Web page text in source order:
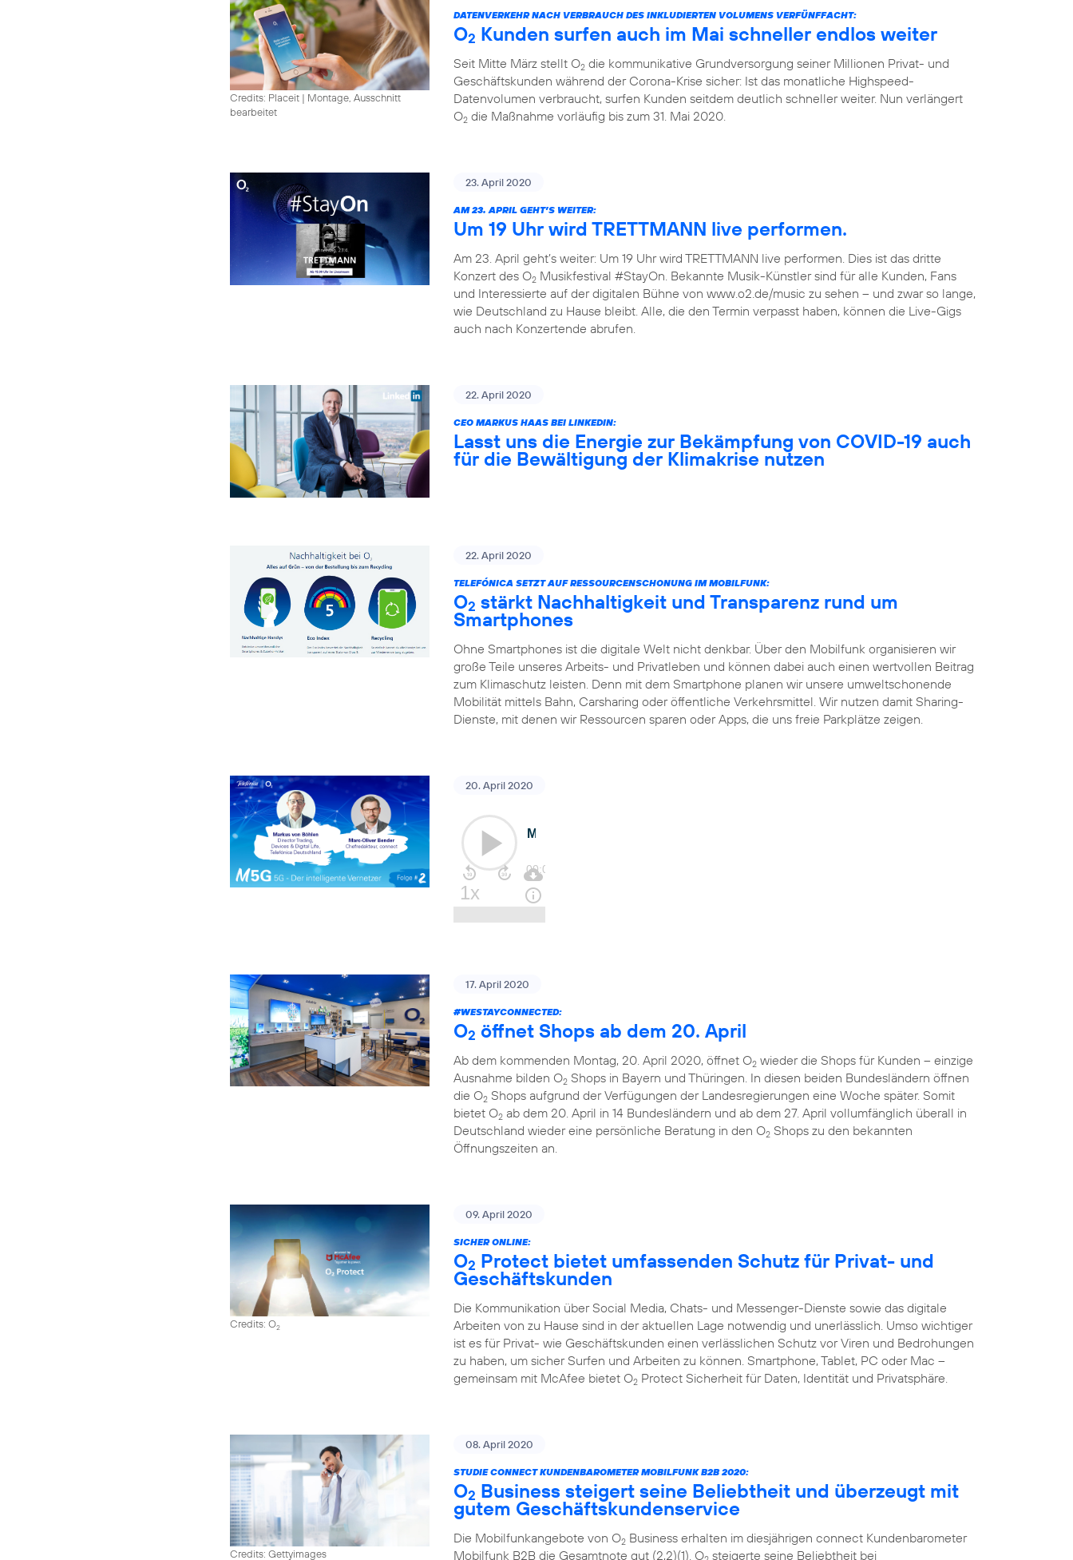
Credits: Placeit | Montage, Ausschnitt
bearbeitet
DATENVERKEHR NACH VERBRAUCH DES INKLUDIERTEN VOLUMENS VERFÜNFFACHT:
O2 Kunden surfen auch im Mai schneller endlos weiter
Seit Mitte März stellt O2 die kommunikative Grundversorgung seiner Millionen Privat- und
Geschäftskunden während der Corona-Krise sicher: Ist das monatliche Highspeed-
Datenvolumen verbraucht, surfen Kunden seitdem deutlich schneller weiter. Nun verlängert
O2 die Maßnahme vorläufig bis zum 31. Mai 2020.
23. April 2020
AM 23. APRIL GEHT’S WEITER:
Um 19 Uhr wird TRETTMANN live performen.
Am 23. April geht’s weiter: Um 19 Uhr wird TRETTMANN live performen. Dies ist das dritte
Konzert des O2 Musikfestival #StayOn. Bekannte Musik-Künstler sind für alle Kunden, Fans
und Interessierte auf der digitalen Bühne von www.o2.de/music zu sehen – und zwar so lange,
wie Deutschland zu Hause bleibt. Alle, die den Termin verpasst haben, können die Live-Gigs
auch nach Konzertende abrufen.
22. April 2020
CEO MARKUS HAAS BEI LINKEDIN:
Lasst uns die Energie zur Bekämpfung von COVID-19 auch
für die Bewältigung der Klimakrise nutzen
22. April 2020
TELEFÓNICA SETZT AUF RESSOURCENSCHONUNG IM MOBILFUNK:
O2 stärkt Nachhaltigkeit und Transparenz rund um
Smartphones
Ohne Smartphones ist die digitale Welt nicht denkbar. Über den Mobilfunk organisieren wir
große Teile unseres Arbeits- und Privatleben und können dabei auch einen wertvollen Beitrag
zum Klimaschutz leisten. Denn mit dem Smartphone planen wir unsere umweltschonende
Mobilität mittels Bahn, Carsharing oder öffentliche Verkehrsmittel. Wir nutzen damit Sharing-
Dienste, mit denen wir Ressourcen sparen oder Apps, die uns freie Parkplätze zeigen.
20. April 2020
17. April 2020
#WESTAYCONNECTED:
O2 öffnet Shops ab dem 20. April
Ab dem kommenden Montag, 20. April 2020, öffnet O2 wieder die Shops für Kunden – einzige
Ausnahme bilden O2 Shops in Bayern und Thüringen. In diesen beiden Bundesländern öffnen
die O2 Shops aufgrund der Verfügungen der Landesregierungen eine Woche später. Somit
bietet O2 ab dem 20. April in 14 Bundesländern und ab dem 27. April vollumfänglich überall in
Deutschland wieder eine persönliche Beratung in den O2 Shops zu den bekannten
Öffnungszeiten an.
Credits: O2
09. April 2020
SICHER ONLINE:
O2 Protect bietet umfassenden Schutz für Privat- und
Geschäftskunden
Die Kommunikation über Social Media, Chats- und Messenger-Dienste sowie das digitale
Arbeiten von zu Hause sind in der aktuellen Lage notwendig und unerlässlich. Umso wichtiger
ist es für Privat- wie Geschäftskunden einen verlässlichen Schutz vor Viren und Bedrohungen
zu haben, um sicher Surfen und Arbeiten zu können. Smartphone, Tablet, PC oder Mac –
gemeinsam mit McAfee bietet O2 Protect Sicherheit für Daten, Identität und Privatsphäre.
Credits: Gettyimages
08. April 2020
STUDIE CONNECT KUNDENBAROMETER MOBILFUNK B2B 2020:
O2 Business steigert seine Beliebtheit und überzeugt mit
gutem Geschäftskundenservice
Die Mobilfunkangebote von O2 Business erhalten im diesjährigen connect Kundenbarometer
Mobilfunk B2B die Gesamtnote gut (2,2)(1). O steigerte seine Beliebtheit bei